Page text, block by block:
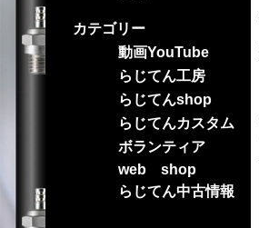
カテゴリー
動画YouTube
らじてん工房
らじてんshop
らじてんカスタム
ボランティア
web shop
らじてん中古情報